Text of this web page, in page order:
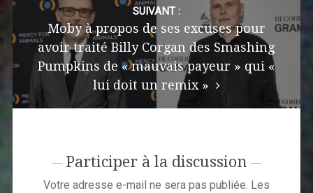
SUIVANT :
Moby à propos de ses excuses pour
avoir traité Billy Corgan des Smashing
Pumpkins de « mauvais payeur » qui «
lui doit un remix »
Participer à la discussion
Votre adresse e-mail ne sera pas publiée. Les